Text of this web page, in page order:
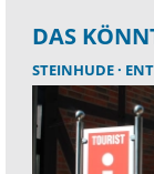
DAS
STEINHUDE